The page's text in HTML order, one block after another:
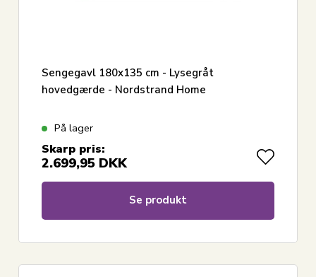
Sengegavl 180x135 cm - Lysegråt
hovedgærde - Nordstrand Home
På lager
Skarp pris:
2.699,95 DKK
Se produkt